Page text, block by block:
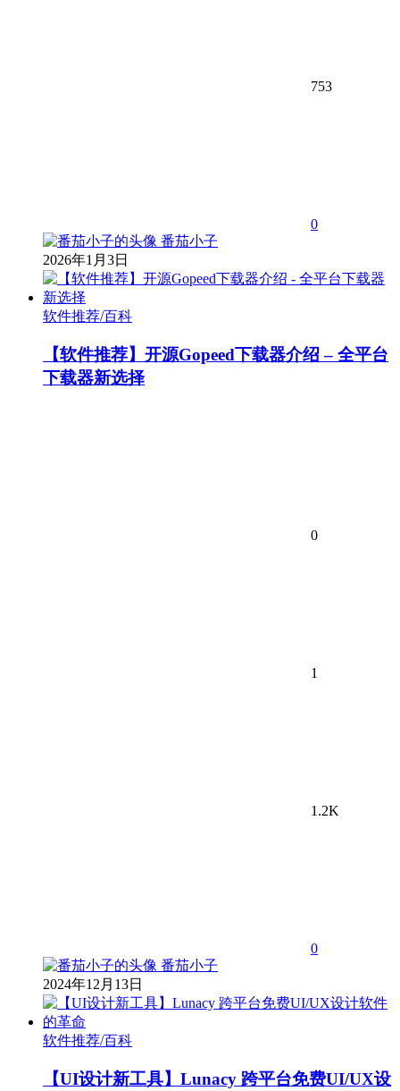
753
0
番茄小子
2026年1月3日
软件推荐/百科
【软件推荐】开源Gopeed下载器介绍 – 全平台
下载器新选择
0
1
1.2K
0
番茄小子
2024年12月13日
软件推荐/百科
【UI设计新工具】Lunacy 跨平台免费UI/UX设